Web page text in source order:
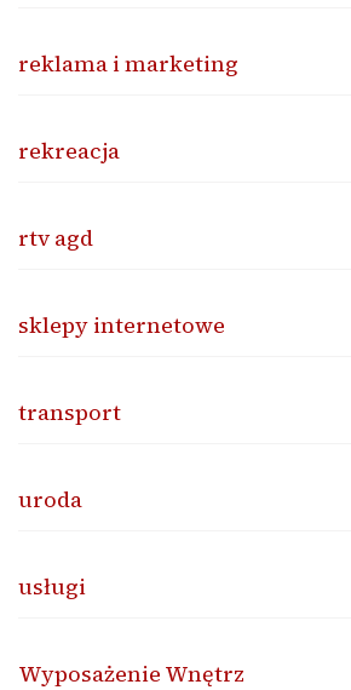
reklama i marketing
rekreacja
rtv agd
sklepy internetowe
transport
uroda
usługi
Wyposażenie Wnętrz